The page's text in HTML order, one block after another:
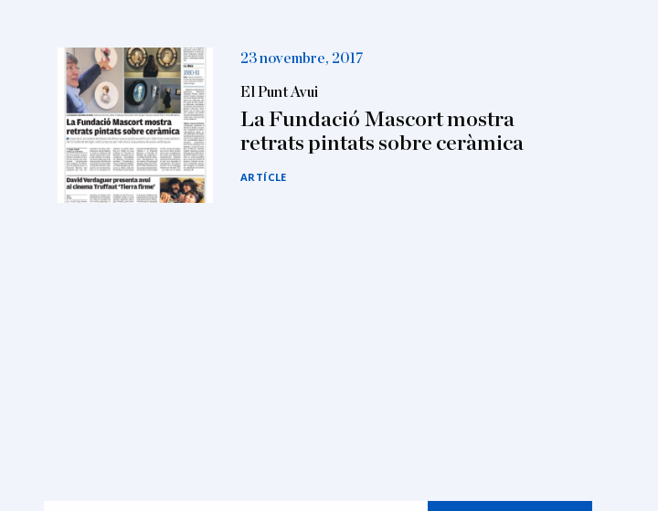
23 novembre, 2017
El Punt Avui
La Fundació Mascort mostra
retrats pintats sobre ceràmica
ARTÍCLE